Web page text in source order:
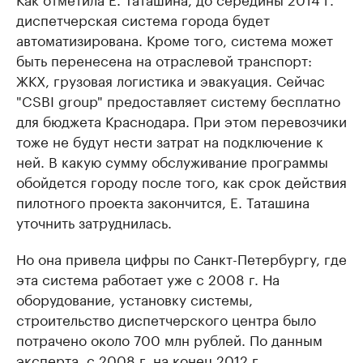
диспетчерская система города будет
автоматизирована. Кроме того, система может
быть перенесена на отраслевой транспорт:
ЖКХ, грузовая логистика и эвакуация. Сейчас
"CSBI group" предоставляет систему бесплатно
для бюджета Краснодара. При этом перевозчики
тоже не будут нести затрат на подключение к
ней. В какую сумму обслуживание программы
обойдется городу после того, как срок действия
пилотного проекта закончится, Е. Таташина
уточнить затруднилась.
Но она привела цифры по Санкт-Петербургу, где
эта система работает уже с 2008 г. На
оборудование, установку системы,
строительство диспетчерского центра было
потрачено около 700 млн рублей. По данным
эксперта, с 2008 г. на конец 2012 г.